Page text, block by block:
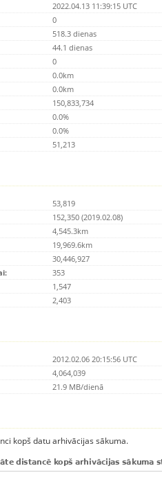
2022.04.13 11:39:15 UTC
0
518.3 dienas
44.1 dienas
0
0.0km
0.0km
150,833,734
0.0%
0.0%
51,213
53,819
152,350 (2019.02.08)
4,545.3km
19,969.6km
30,446,927
353
1,547
2,403
2012.02.06 20:15:56 UTC
4,064,039
21.9 MB/dienā
kopš datu arhivācijas sākuma.